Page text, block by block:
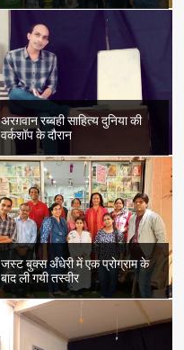
अरग़वान रब्बही साहित्य दुनिया की
वर्कशॉप के दौरान
जस्ट बुक्स अँधेरी में एक प्रोग्राम के
बाद ली गयी तस्वीर